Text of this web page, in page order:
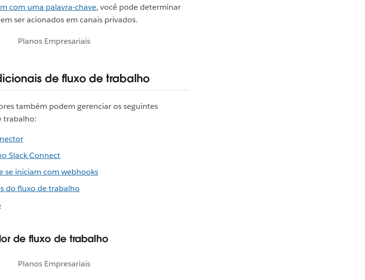
com uma palavra-chave, você pode determinar
ser acionados em canais privados.
Planos Empresariais
de fluxo de trabalho
também podem gerenciar os seguintes
trabalho:
Slack Connect
se iniciam com webhooks
do fluxo de trabalho
de fluxo de trabalho
Planos Empresariais